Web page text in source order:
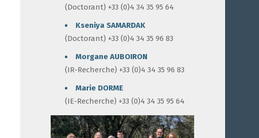
(Doctorant) +33 (0)4 34 35 95 64
Kseniya SAMARDAK
(Doctorant) +33 (0)4 34 35 96 83
Morgane AUBOIRON
(IR-Recherche) +33 (0)4 34 35 96 83
Marie DORME
(IE-Recherche) +33 (0)4 34 35 95 64